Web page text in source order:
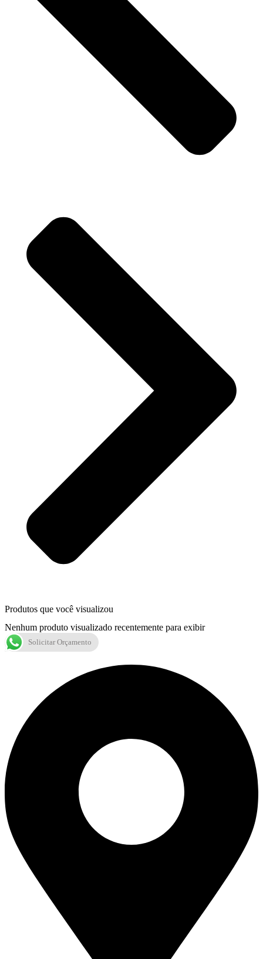
Produtos que você visualizou
Nenhum produto visualizado recentemente para exibir
Solicitar Orçamento